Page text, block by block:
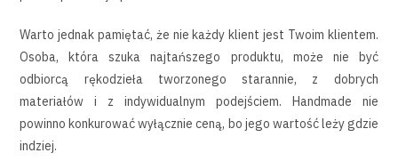
Warto jednak pamiętać, że nie każdy klient jest Twoim klientem.
Osoba, która szuka najtańszego produktu, może nie być
odbiorcą rękodzieła tworzonego starannie, z dobrych
materiałów i z indywidualnym podejściem. Handmade nie
powinno konkurować wyłącznie ceną, bo jego wartość leży gdzie
indziej.